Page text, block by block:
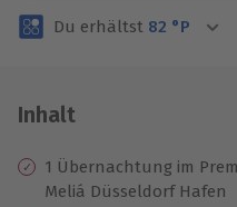
Volle Flexibilität
3 Jahre gültig &
Du erhältst 82 °P
Inhalt
1 Übernachtung im
Meliá Düsseldorf Hafen